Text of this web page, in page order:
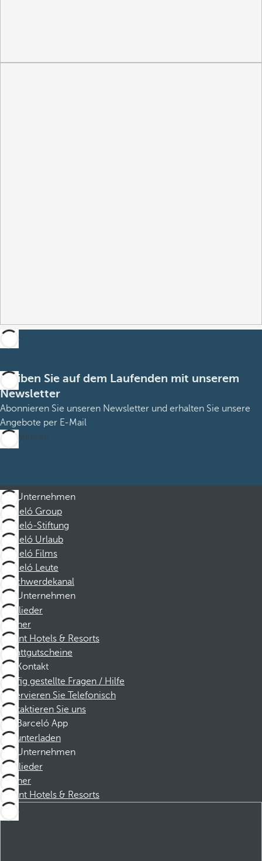
Bleiben Sie auf dem Laufenden mit unserem
Newsletter
Abonnieren Sie unseren Newsletter und erhalten Sie unsere
Angebote per E-Mail
Abonnieren
Unternehmen
Barceló Group
Barceló-Stiftung
Barceló Urlaub
Barceló Films
Barceló Leute
Beschwerdekanal
Unternehmen
Mitglieder
Partner
Dorint Hotels & Resorts
Rabattgutscheine
Kontakt
Häufig gestellte Fragen / Hilfe
Reservieren Sie Telefonisch
Kontaktieren Sie uns
Barceló App
Herunterladen
Unternehmen
Mitglieder
Partner
Dorint Hotels & Resorts